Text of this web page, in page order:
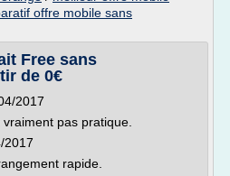
offre mobile sans
Free sans
de 0€
2017
pas pratique.
2017
rapide.